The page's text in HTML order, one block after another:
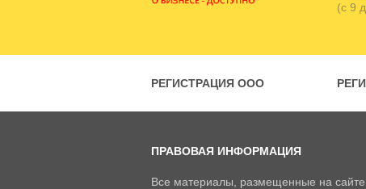
(с 9
РЕГИСТРАЦИЯ ООО
ПРАВОВАЯ ИНФОРМАЦИЯ
Все материалы, размещенные на